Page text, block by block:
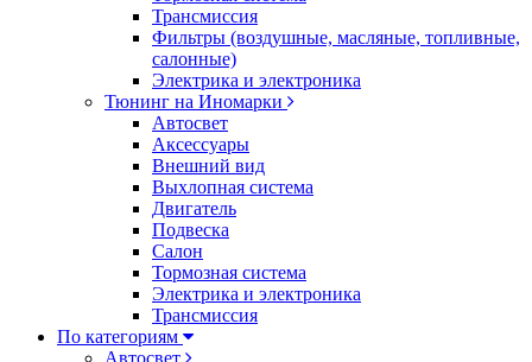
Трансмиссия
Фильтры (воздушные, масляные, топливные,
салонные)
Электрика и электроника
Тюнинг на Иномарки
Автосвет
Аксессуары
Внешний вид
Выхлопная система
Двигатель
Подвеска
Салон
Тормозная система
Электрика и электроника
Трансмиссия
По категориям
Автосвет